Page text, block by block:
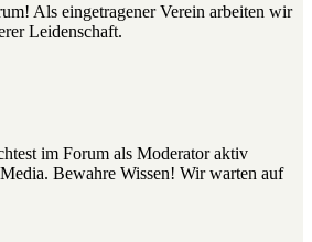
Als eingetragener Verein arbeiten wir
Leidenschaft.
im Forum als Moderator aktiv
Bewahre Wissen! Wir warten auf